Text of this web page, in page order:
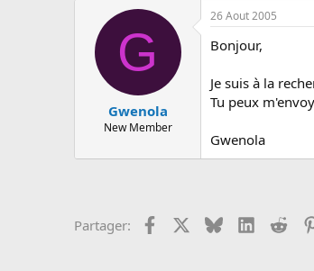
G
Gwenola
New Member
26 Aout 2005
Bonjour,
Je suis à la
Tu peux
Gwenola
Partager: Facebook BlueskyLinkedIn